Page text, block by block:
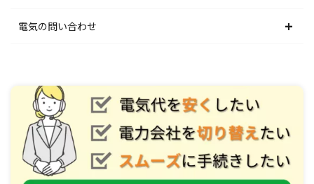
関西電力エリア
四国電力エリア
九州電力エリア
中部電力エリア
中国電力エリア
四国電力エリア
九州電力エリア
北陸電力エリア
関西電力エリア
中国電力エリア
四国電力エリア
東京電力エリア
中部電力エリア
関西電力エリア
中国電力エリア
東北電力エリア
北陸電力エリア
中部電力エリア
関西電力エリア
北海道電力エリア
東京電力エリア
北陸電力エリア
中部電力エリア
電気の問い合わせ
東北電力エリア
東京電力エリア
北陸電力エリア